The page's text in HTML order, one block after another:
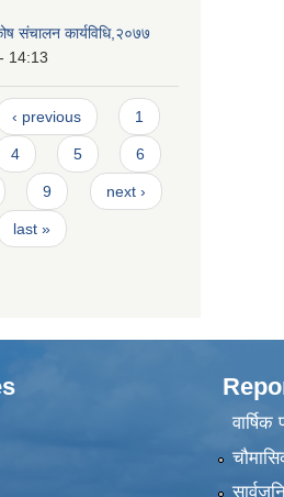
संचालन कार्यविधि,२०७७
14:13
‹ previous 1
4 5 6
9 next ›
last »